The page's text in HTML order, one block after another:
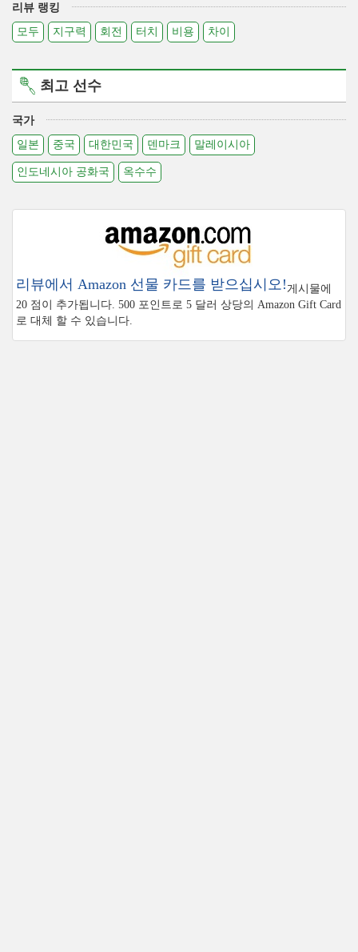
리뷰 랭킹
모두
지구력 회전 터치 비용 차이
최고 선수
국가
일본
중국 대한민국 덴마크 말레이시아
인도네시아 공화국 옥수수
리뷰에서 Amazon 선물 카드를 받으십시오! 게시물에
20 점이 추가됩니다. 500 포인트로 5 달러 상당의 Amazon Gift Card
로 대체 할 수 있습니다.